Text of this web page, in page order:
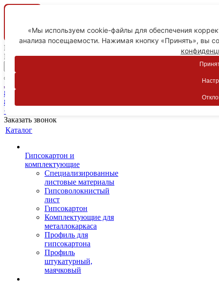
Ваш город
Пятигорск
Личный кабинет
8-800-775-59-89
8-800-775-59-89
+7 918 754-83-77
Заказать звонок
Каталог
Гипсокартон и
комплектующие
Специализированные
листовые материалы
Гипсоволокнистый
лист
Гипсокартон
Комплектующие для
металлокаркаса
Профиль для
гипсокартона
Профиль
штукатурный,
маячковый
«Мы используем cookie-файлы для обеспечения
анализа посещаемости. Нажимая кнопку «Принять», вы